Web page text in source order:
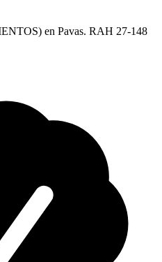
en Pavas. RAH 27-148